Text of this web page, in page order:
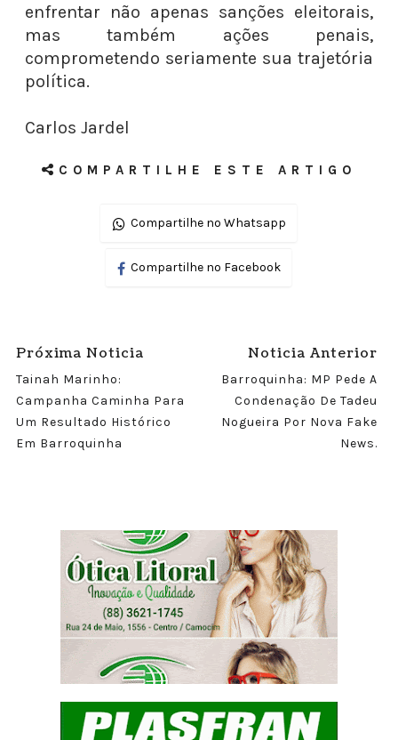
enfrentar não apenas sanções eleitorais,
mas também ações penais,
comprometendo seriamente sua trajetória
política.
Carlos Jardel
COMPARTILHE ESTE ARTIGO
Compartilhe no Whatsapp
Compartilhe no Facebook
Próxima Noticia
Tainah Marinho:
Campanha Caminha Para
Um Resultado Histórico
Em Barroquinha
Noticia Anterior
Barroquinha: MP Pede A
Condenação De Tadeu
Nogueira Por Nova Fake
News.